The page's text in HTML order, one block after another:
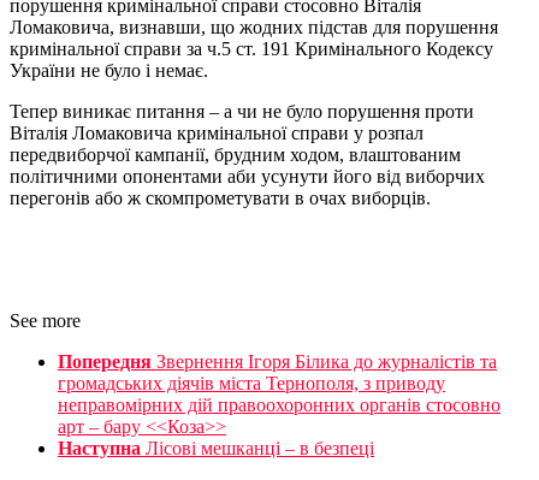
порушення кримінальної справи стосовно Віталія
Ломаковича, визнавши, що жодних підстав для порушення
кримінальної справи за ч.5 ст. 191 Кримінального Кодексу
України не було і немає.
Тепер виникає питання – а чи не було порушення проти
Віталія Ломаковича кримінальної справи у розпал
передвиборчої кампанії, брудним ходом, влаштованим
політичними опонентами аби усунути його від виборчих
перегонів або ж скомпрометувати в очах виборців.
See more
Попередня Звернення Ігоря Білика до журналістів та
громадських діячів міста Тернополя, з приводу
неправомірних дій правоохоронних органів стосовно
арт – бару <<Коза>>
Наступна Лісові мешканці – в безпеці